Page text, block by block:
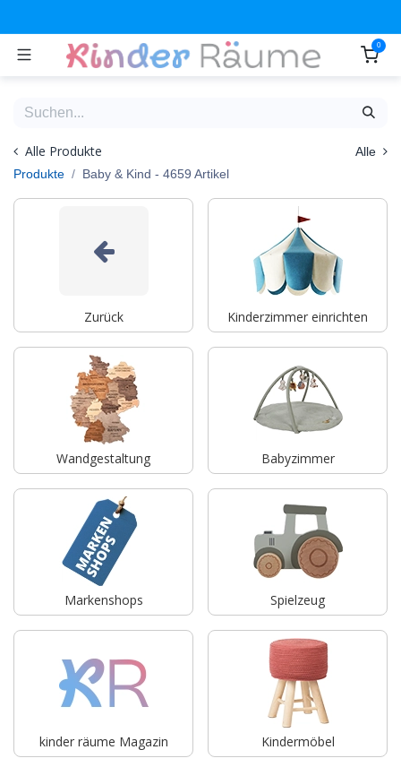
0
Alle Produkte
Alle
Produkte
Baby & Kind - 4659 Artikel
Zurück Kinderzimmer einrichten
Wandgestaltung Babyzimmer
Markenshops Spielzeug
kinder räume Magazin Kindermöbel